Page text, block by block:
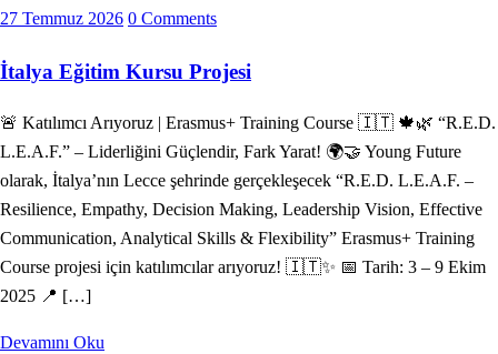
27 Temmuz 2026 0 Comments
İtalya Eğitim Kursu Projesi
🚨 Katılımcı Arıyoruz | Erasmus+ Training Course 🇮🇹 🍁🌿 “R.E.D.
L.E.A.F.” – Liderliğini Güçlendir, Fark Yarat! 🌍🤝 Young Future
olarak, İtalya’nın Lecce şehrinde gerçekleşecek “R.E.D. L.E.A.F. –
Resilience, Empathy, Decision Making, Leadership Vision, Effective
Communication, Analytical Skills & Flexibility” Erasmus+ Training
Course projesi için katılımcılar arıyoruz! 🇮🇹✨ 📅 Tarih: 3 – 9 Ekim
2025 📍 […]
Devamını Oku